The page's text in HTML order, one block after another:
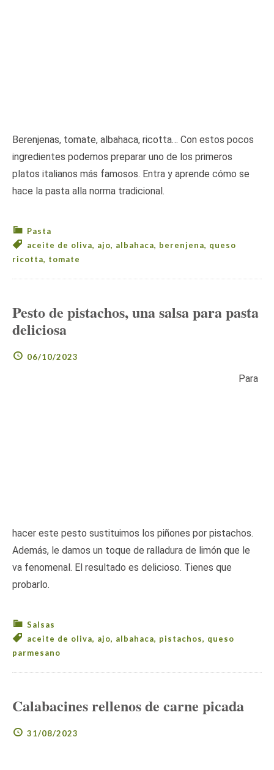
Berenjenas, tomate, albahaca, ricotta… Con estos pocos
ingredientes podemos preparar uno de los primeros
platos italianos más famosos. Entra y aprende cómo se
hace la pasta alla norma tradicional.
Pasta
aceite de oliva, ajo, albahaca, berenjena, queso
ricotta, tomate
Pesto de pistachos, una salsa para pasta
deliciosa
06/10/2023
Para
hacer este pesto sustituimos los piñones por pistachos.
Además, le damos un toque de ralladura de limón que le
va fenomenal. El resultado es delicioso. Tienes que
probarlo.
Salsas
aceite de oliva, ajo, albahaca, pistachos, queso
parmesano
Calabacines rellenos de carne picada
31/08/2023